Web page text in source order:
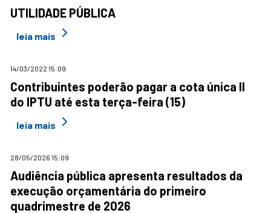
UTILIDADE PÚBLICA
leia mais
14/03/2022 15:09
Contribuintes poderão pagar a cota única II
do IPTU até esta terça-feira (15)
leia mais
28/05/2026 15:09
Audiência pública apresenta resultados da
execução orçamentária do primeiro
quadrimestre de 2026